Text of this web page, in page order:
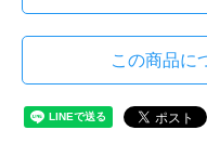
この商品に